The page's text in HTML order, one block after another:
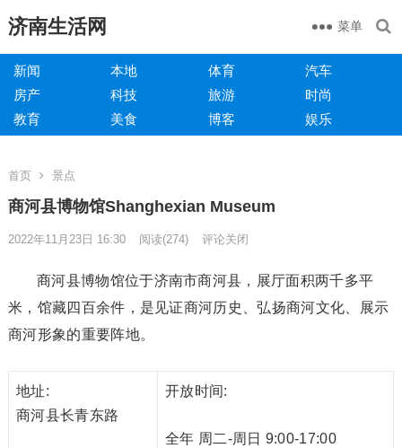
济南生活网 菜单
新闻 本地 体育
汽车
房产
科技 旅游
时尚
教育
美食 博客 娱乐
首页 景点
商河县博物馆Shanghexian Museum
2022年11月23日 16:30 阅读(274) 评论关闭
商河县博物馆位于济南市商河县，展厅面积两千多平
米，馆藏四百余件，是见证商河历史、弘扬商河文化、展示
商河形象的重要阵地。
地址:
商河县长青东路
开放时间:
全年 周二-周日 9:00-17:00